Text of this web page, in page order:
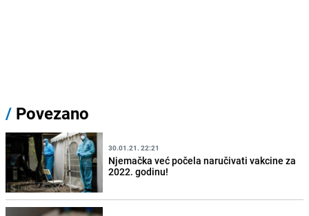
/ Povezano
30.01.21. 22:21
Njemačka već počela naručivati vakcine za
2022. godinu!